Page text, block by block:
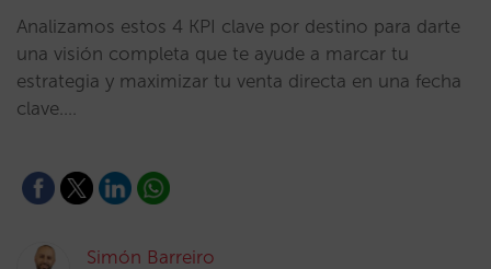
Analizamos estos 4 KPI clave por destino para darte
una visión completa que te ayude a marcar tu
estrategia y maximizar tu venta directa en una fecha
clave.…
Simón Barreiro